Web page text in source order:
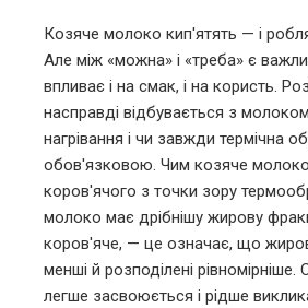
Козяче молоко кип'ятять — і
Але між «можна» і «треба» є
впливає і на смак, і на користь.
насправді відбувається з
нагрівання і чи завжди термічна
обов'язковою. Чим козяче молоко
коров'ячого з точки зору
молоко має дрібнішу жирову
коров'яче, — це означає, що
менші й розподілені
легше засвоюється і рідше